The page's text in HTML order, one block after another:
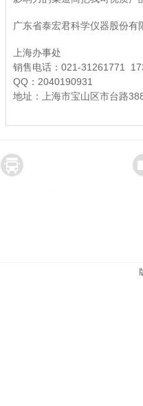
广东省泰宏君科学仪器股份有
上海办事处
销售电话：021-31261771
QQ：2040190931
地址：上海市宝山区市台路